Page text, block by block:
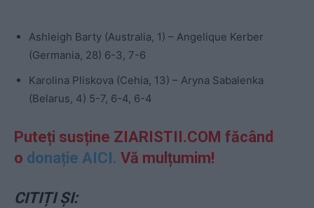
Ashleigh Barty (Australia, 1) – Angelique Kerber
(Germania, 28) 6-3, 7-6
Karolina Pliskova (Cehia, 13) – Aryna Sabalenka
(Belarus, 4) 5-7, 6-4, 6-4
Puteți susține ZIARISTII.COM făcând
o donație AICI. Vă mulțumim!
CITIȚI ȘI: